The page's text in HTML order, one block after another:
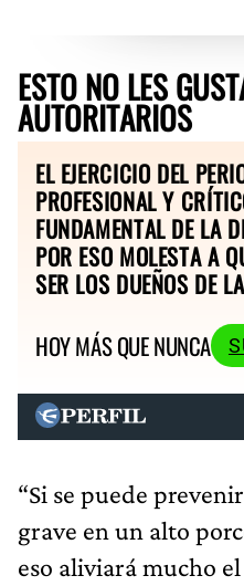
ESTO NO LES
AUTORITARIOS
EL EJERCICIO DEL
PROFESIONAL Y
FUNDAMENTAL DE LA
POR ESO MOLESTA A
SER LOS DUEÑOS DE
HOY MÁS QUE NUNCA
“Si se puede
grave en un alto
eso aliviará mucho